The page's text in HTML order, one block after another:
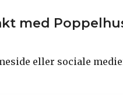
med
eller sociale